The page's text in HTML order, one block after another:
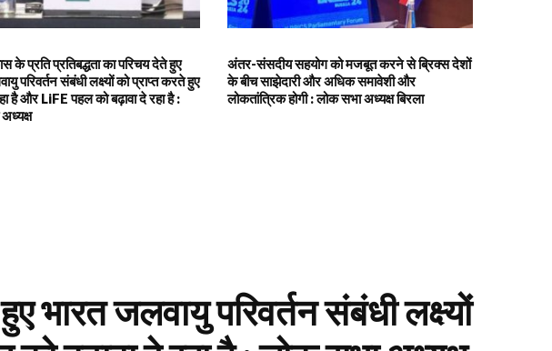
के प्रति प्रतिबद्धता का परिचय देते हुए
परिवर्तन संबंधी लक्ष्यों को प्राप्त करते हुए
है और LiFE पहल को बढ़ावा दे रहा है :
अंतर-संसदीय सहयोग को मजबूत करने से ब्रिक्स देशों
के बीच साझेदारी और अधिक समावेशी और
लोकतांत्रिक होगी : लोक सभा अध्यक्ष बिरला
भारत जलवायु परिवर्तन संबंधी लक्ष्यों